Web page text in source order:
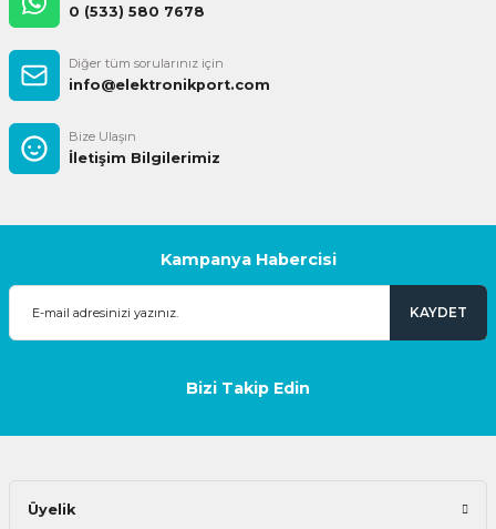
0 (533) 580 7678
Diğer tüm sorularınız için
info@elektronikport.com
Bize Ulaşın
İletişim Bilgilerimiz
Kampanya Habercisi
KAYDET
Bizi Takip Edin
Üyelik